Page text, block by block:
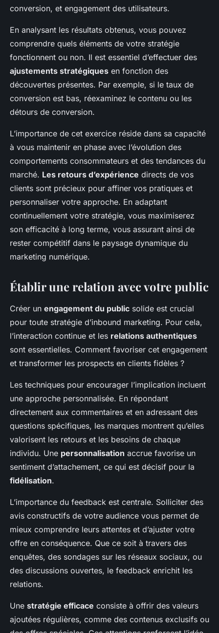
conversion, et engagement des utilisateurs.
En analysant les résultats obtenus, vous pouvez
comprendre quels éléments de votre stratégie
fonctionnent ou non. Il est essentiel d’effectuer des
ajustements stratégiques en fonction des
découvertes présentes. Par exemple, si le taux de
conversion est bas, réexaminez le contenu ou les
détours de conversion.
L’importance de cet exercice réside dans sa capacité
à vous maintenir en phase avec l’évolution des
comportements consommateurs et des tendances du
marché. Les retours d’expérience directs de vos
clients sont précieux pour affiner vos pratiques et
personnaliser votre approche. En adaptant
continuellement votre stratégie, vous maximiserez
son efficacité à long terme, vous assurant ainsi de
rester compétitif dans le paysage dynamique du
marketing numérique.
Établir une relation avec votre public
Créer un engagement du public solide est crucial
pour toute stratégie d’inbound marketing. Pour cela,
l’interaction continue et les relations authentiques
sont essentielles. Comment favoriser cet engagement
et transformer les prospects en clients fidèles ?
Les techniques pour encourager l’implication incluent
une approche personnalisée. En répondant
directement aux commentaires et en adressant des
questions spécifiques, les marques montrent qu’elles
valorisent les retours et les besoins de chaque
individu. Une personnalisation accrue favorise un
sentiment d’attachement, ce qui est décisif pour la
fidélisation.
L’importance du feedback est centrale. Solliciter des
avis constructifs de votre audience vous permet de
mieux comprendre leurs attentes et d’ajuster votre
offre en conséquence. Que ce soit à travers des
enquêtes, des sondages sur les réseaux sociaux, ou
des discussions ouvertes, le feedback enrichit les
relations.
Une stratégie efficace consiste à offrir des valeurs
ajoutées régulières, comme des contenus exclusifs ou